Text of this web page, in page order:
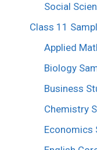
Social
Class 11
Applied
Biology
Business
Chemistry
Economics